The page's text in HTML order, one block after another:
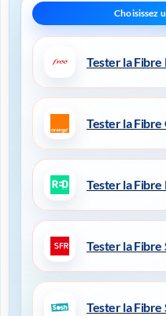
Tester la Fibre
Tester la Fibre
Tester la Fibre
Tester la Fibre
Tester la Fibre